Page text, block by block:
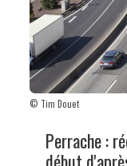
© Tim Douet
Perrache :